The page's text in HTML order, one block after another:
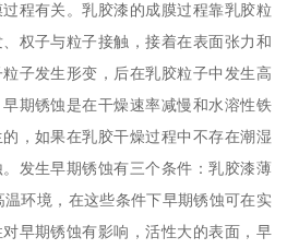
程有关。乳胶漆的成膜过程靠乳胶粒
权子与粒子接触，接着在表面张力和
子发生形变，后在乳胶粒子中发生高
期锈蚀是在干燥速率减慢和水溶性铁
，如果在乳胶干燥过程中不存在潮湿
发生早期锈蚀有三个条件：乳胶漆薄
环境，在这些条件下早期锈蚀可在实
早期锈蚀有影响，活性大的表面，早